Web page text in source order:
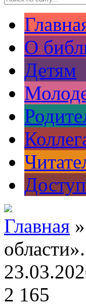
О
Детям
Главная »
2 165